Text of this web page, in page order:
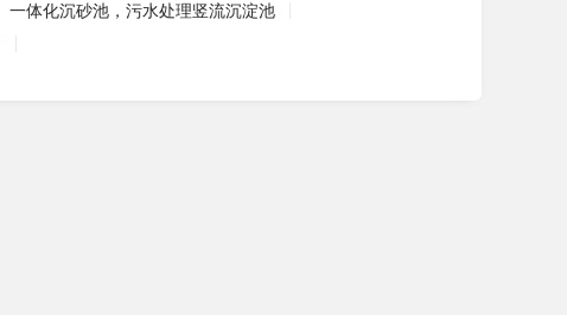
一体化沉砂池，污水处理竖流沉淀池